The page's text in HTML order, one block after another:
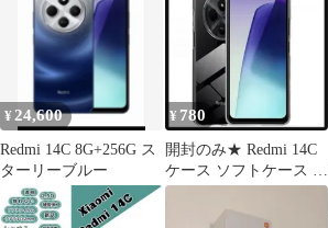
¥24,600
Redmi 14C 8G+256G ス
ターリーブルー
¥ 780
開封のみ★ Redmi 14C
ケース ソフトケース ク
リア